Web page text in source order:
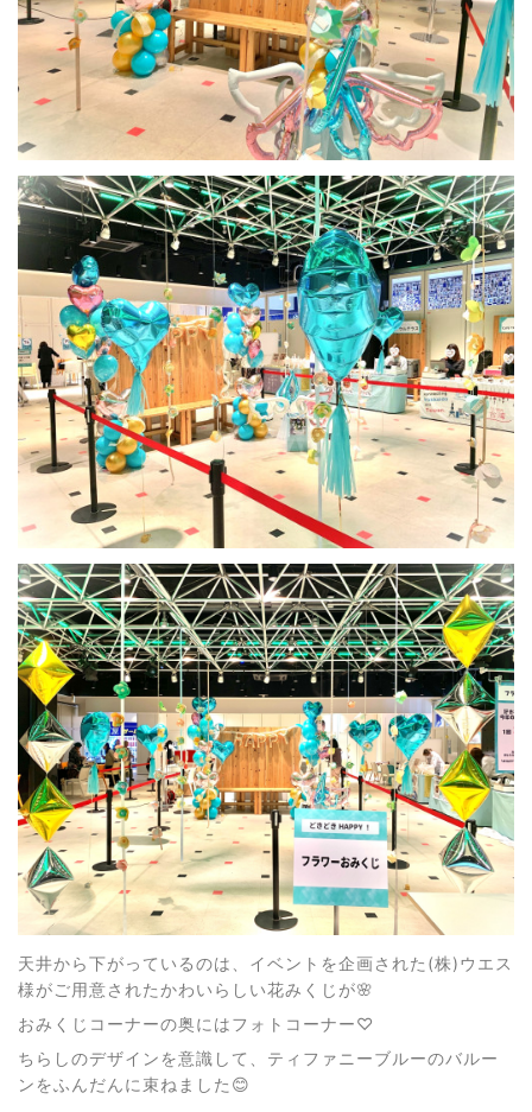
天井から下がっているのは、イベントを企画された(株)ウエス
様がご用意されたかわいらしい花みくじが🌸
おみくじコーナーの奥にはフォトコーナー♡
ちらしのデザインを意識して、ティファニーブルーのバルー
ンをふんだんに束ねました😊